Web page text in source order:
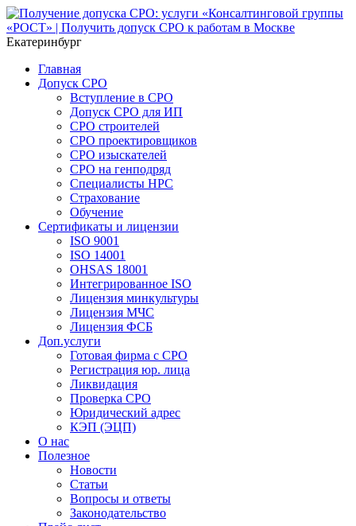
Екатеринбург
Главная
Допуск СРО
Вступление в СРО
Допуск СРО для ИП
СРО строителей
СРО проектировщиков
СРО изыскателей
СРО на генподряд
Специалисты НРС
Страхование
Обучение
Сертификаты и лицензии
ISO 9001
ISO 14001
OHSAS 18001
Интегрированное ISO
Лицензия минкультуры
Лицензия МЧС
Лицензия ФСБ
Доп.услуги
Готовая фирма с СРО
Регистрация юр. лица
Ликвидация
Проверка СРО
Юридический адрес
КЭП (ЭЦП)
О нас
Полезное
Новости
Статьи
Вопросы и ответы
Законодательство